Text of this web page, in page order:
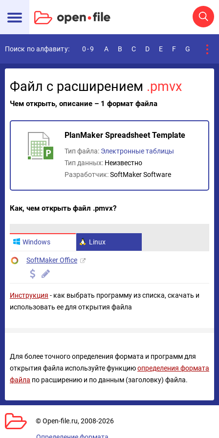
Поиск по алфавиту: 0-9 A B C D E F G
Файл с расширением .pmvx
Чем открыть, описание – 1 формат файла
PlanMaker Spreadsheet Template
Тип файла: Электронные таблицы
Тип данных: Неизвестно
Разработчик:SoftMaker Software
Как, чем открыть файл .pmvx?
Windows Linux
SoftMaker Office
Инструкция - как выбрать программу из списка, скачать и
использовать ее для открытия файла
Для более точного определения формата и программ для
открытия файла используйте функциюопределения формата
файла по расширению и по данным (заголовку) файла.
© Open-file.ru, 2008-2026